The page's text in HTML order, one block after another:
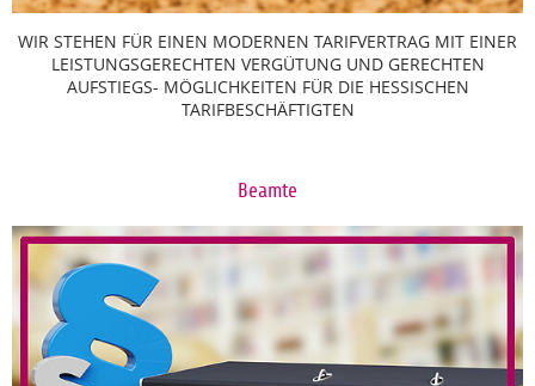
WIR STEHEN FÜR EINEN MODERNEN TARIFVERTRAG MIT EINER
LEISTUNGSGERECHTEN VERGÜTUNG UND GERECHTEN
AUFSTIEGS- MÖGLICHKEITEN FÜR DIE HESSISCHEN
TARIFBESCHÄFTIGTEN
Beamte